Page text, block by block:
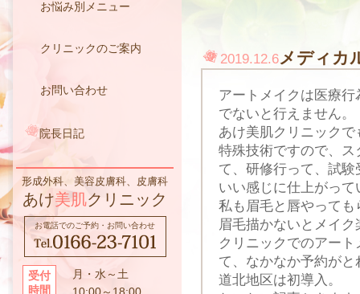
お悩み別メニュー
クリニックのご案内
お問い合わせ
院長日記
形成外科、美容皮膚科、皮膚科
あけ美肌クリニック
お電話でのご予約・お問い合わせ
受付
時間
月・水～土
2019.12.6メディカ
アートメイクは医療
でないと行えません。
あけ美肌クリニックで
特殊技術ですので、
て、研修行って、試
いい感じに仕上がって
私も眉毛と唇やっても
眉毛描かないとメイ
クリニックでのアー
て、なかなか予約が
道北地区は初導入。